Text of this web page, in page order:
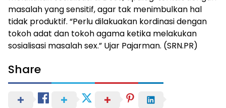
masalah yang sensitif, agar tak menimbulkan hal
tidak produktif. “Perlu dilakuakan kordinasi dengan
tokoh adat dan tokoh agama ketika melakukan
sosialisasi masalah sex.” Ujar Pajarman. (SRN.PR)
Share